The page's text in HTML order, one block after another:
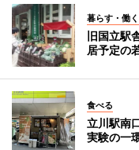
暮らす・働く
旧国立駅
居予定の
食べる
立川駅南
実験の一